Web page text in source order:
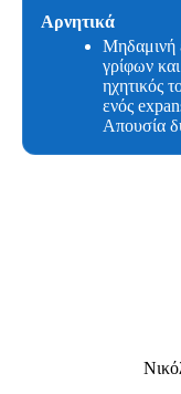
Αρνητικά
Μηδαμινή
γρίφων
ηχητικός
ενός
Απουσία